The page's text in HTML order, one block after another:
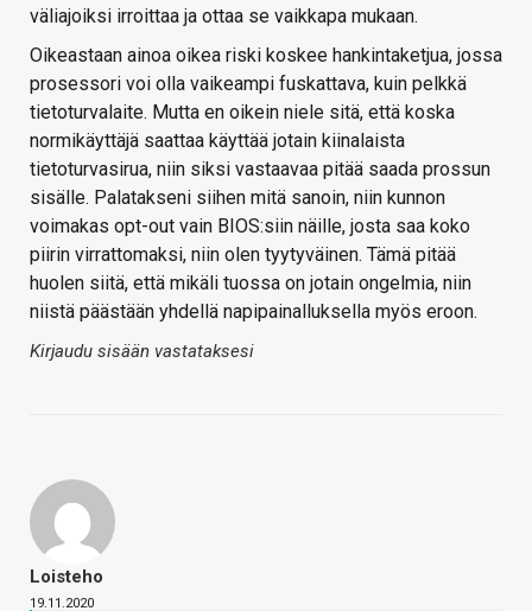
väliajoiksi irroittaa ja ottaa se vaikkapa mukaan.
Oikeastaan ainoa oikea riski koskee hankintaketjua, jossa
prosessori voi olla vaikeampi fuskattava, kuin pelkkä
tietoturvalaite. Mutta en oikein niele sitä, että koska
normikäyttäjä saattaa käyttää jotain kiinalaista
tietoturvasirua, niin siksi vastaavaa pitää saada prossun
sisälle. Palatakseni siihen mitä sanoin, niin kunnon
voimakas opt-out vain BIOS:siin näille, josta saa koko
piirin virrattomaksi, niin olen tyytyväinen. Tämä pitää
huolen siitä, että mikäli tuossa on jotain ongelmia, niin
niistä päästään yhdellä napipainalluksella myös eroon.
Kirjaudu sisään vastataksesi
Loisteho
19.11.2020